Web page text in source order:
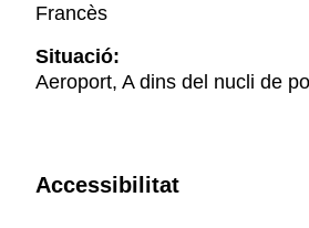
Francès
Situació:
Aeroport, A dins del nucli de
Accessibilitat